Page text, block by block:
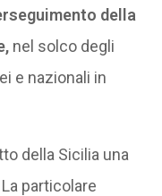
della
nel solco degli
e nazionali in
della Sicilia una
particolare